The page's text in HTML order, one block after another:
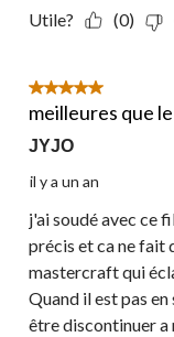
Utile? (0)
5 étoile(s) sur 5.
meilleures que
JYJO
il y a un an
j'ai soudé avec ce
précis et ca ne fait
mastercraft qui
Quand il est pas
être discontinuer a